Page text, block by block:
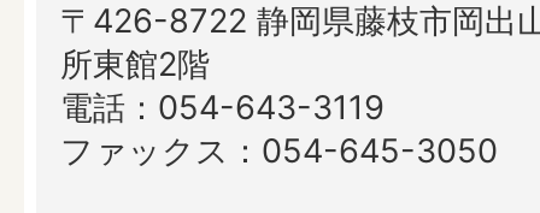
〒426-8722 静岡県藤枝市岡出
所東館2階
電話：054-643-3119
ファックス：054-645-3050